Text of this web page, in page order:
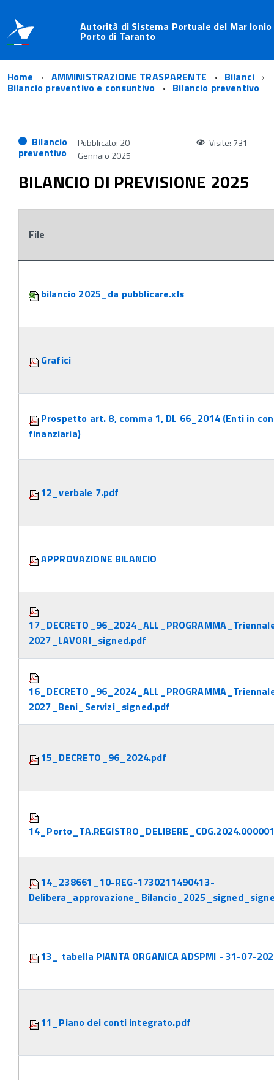
Autorità di Sistema Portuale del Mar
Porto di Taranto
Home AMMINISTRAZIONE TRASPARENTE Bilanci
Bilancio preventivo e consuntivo Bilancio preventivo
Bilancio
preventivo
Pubblicato: 20
Gennaio 2025
Visite: 731
BILANCIO DI PREVISIONE 2025
File
bilancio 2025_da pubblicare.xls
Grafici
Prospetto art. 8, comma 1, DL 66_2014 (Enti in
finanziaria)
12_verbale 7.pdf
APPROVAZIONE BILANCIO
2027_LAVORI_signed.pdf
2027_Beni_Servizi_signed.pdf
15_DECRETO_96_2024.pdf
14_238661_10-REG-1730211490413-
13_ tabella PIANTA ORGANICA ADSPMI - 31-07-
11_Piano dei conti integrato.pdf